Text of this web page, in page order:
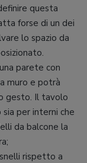
questa
forse di un dei
lo spazio da
parete con
muro e potrà
gesto. Il tavolo
per interni che
da balcone la
rispetto a